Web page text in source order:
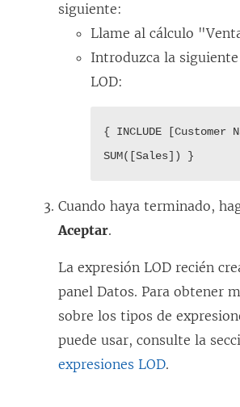
siguiente:
Llame al cálculo
Introduzca la
LOD:
{ INCLUDE [Customer
SUM([Sales]) }
Cuando haya terminado,
Aceptar.
La expresión LOD recién
panel Datos. Para obtener
sobre los tipos de
puede usar, consulte la
expresiones LOD.